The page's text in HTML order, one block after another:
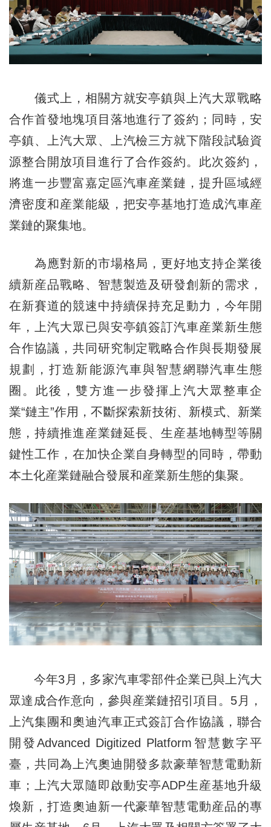
儀式上，相關方就安亭鎮與上汽大眾戰略
合作首發地塊項目落地進行了簽約；同時，安
亭鎮、上汽大眾、上汽檢三方就下階段試驗資
源整合開放項目進行了合作簽約。此次簽約，
將進一步豐富嘉定區汽車産業鏈，提升區域經
濟密度和産業能級，把安亭基地打造成汽車産
業鏈的聚集地。
為應對新的市場格局，更好地支持企業後
續新産品戰略、智慧製造及研發創新的需求，
在新賽道的競速中持續保持充足動力，今年開
年，上汽大眾已與安亭鎮簽訂汽車産業新生態
合作協議，共同研究制定戰略合作與長期發展
規劃，打造新能源汽車與智慧網聯汽車生態
圈。此後，雙方進一步發揮上汽大眾整車企
業“鏈主”作用，不斷探索新技術、新模式、新業
態，持續推進産業鏈延長、生産基地轉型等關
鍵性工作，在加快企業自身轉型的同時，帶動
本土化産業鏈融合發展和産業新生態的集聚。
今年3月，多家汽車零部件企業已與上汽大
眾達成合作意向，參與産業鏈招引項目。5月，
上汽集團和奧迪汽車正式簽訂合作協議，聯合
開發Advanced Digitized Platform智慧數字平
臺，共同為上汽奧迪開發多款豪華智慧電動新
車；上汽大眾隨即啟動安亭ADP生産基地升級
煥新，打造奧迪新一代豪華智慧電動産品的專